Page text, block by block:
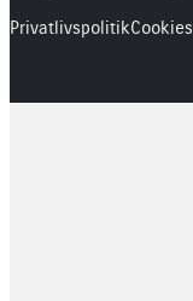
PrivatlivspolitikCookies